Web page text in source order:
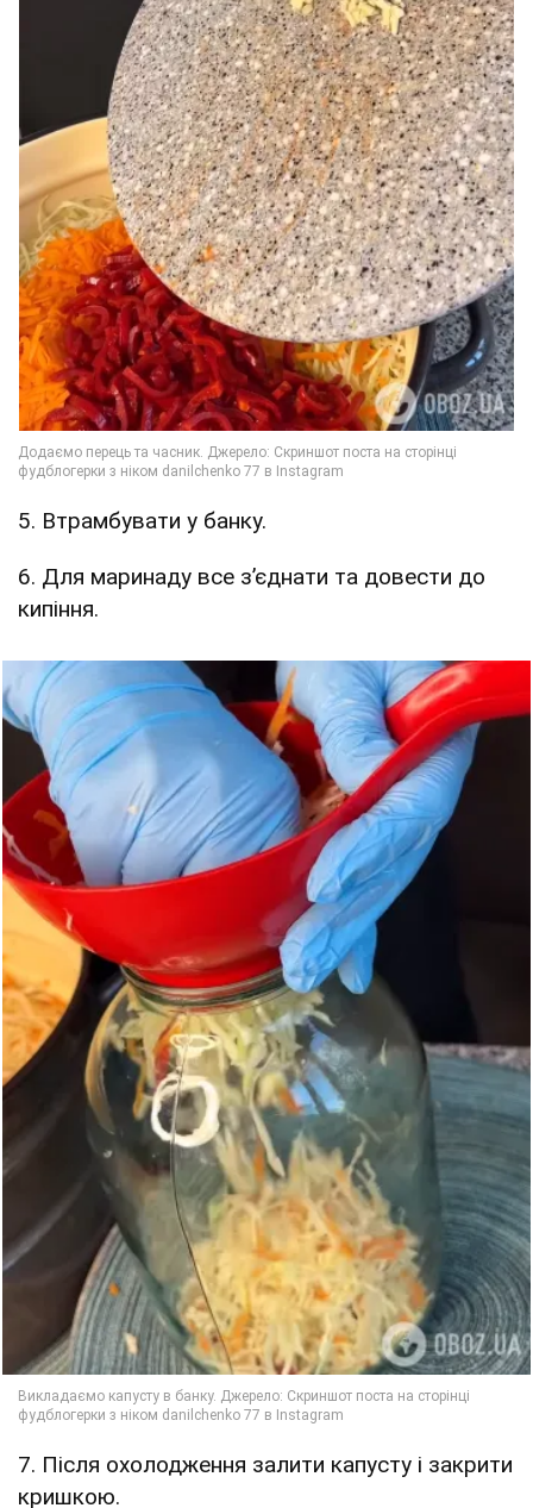
5. Втрамбувати у банку.
6. Для маринаду все з’єднати та довести до
кипіння.
7. Після охолодження залити капусту і закрити
кришкою.